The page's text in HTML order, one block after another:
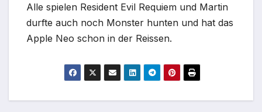
Alle spielen Resident Evil Requiem und Martin
durfte auch noch Monster hunten und hat das
Apple Neo schon in der Reissen.